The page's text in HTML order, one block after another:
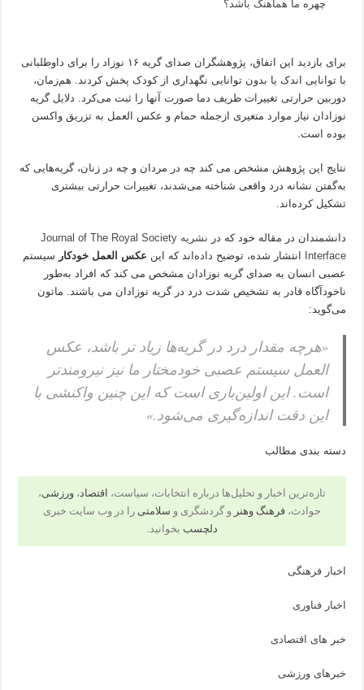
چهره ما هماهنگ باشد؟
برای بازدید این اتفاق، پژوهشگران صدای گریه ۱۶ نوزاد را برای داوطلبانی
با توانایی اندک یا بدون توانایی نگهداری از کودک پخش کردند. هم‌زمان،
دوربین حرارتی تغییرات ظریف دما صورت آنها را ثبت می‌کرد. دلایل گریه
نوزادان نیاز موارد متغیری ازجمله حمام و عکس العمل به تزریق واکسن
بوده است.
نتایج این پژوهش مشخص می کند چه در مردان و چه در زنان، گریه‌هایی که
به‌گفتن نشانه درد واقعی شناخته می‌شدند، تغییرات حرارتی بیشتری
تشکیل کرده‌اند.
دانشمندان در مقاله‌ خود که در
نشریه Journal of The Royal Society
Interface
انتشار شده، توضیح داده‌اند که این عکس العمل خودکار سیستم
عصبی انسان به صدای گریه نوزادان مشخص می کند که افراد به‌طور
ناخودآگاه قادر به تشخیص شدت درد در گریه نوزادان می باشند. ماتون
می‌گوید:
«هرچه مقدار درد در گریه‌ها زیاد تر باشد، عکس
العمل سیستم عصبی خودمختار ما نیز نیرومندتر
است. این اولین‌باری است که این چنین واکنشی با
این دقت اندازه‌گیری می‌شود.»
دسته بندی مطالب
تازه‌ترین اخبار و تحلیل‌ها درباره انتخابات، سیاست، اقتصاد، ورزشی،
حوادث، فرهنگ وهنر و گردشگری و سلامتی را در وب سایت خبری
دلچسب بخوانید.
اخبار فرهنگی
اخبار فناوری
خبر های اقتصادی
خبرهای ورزشی